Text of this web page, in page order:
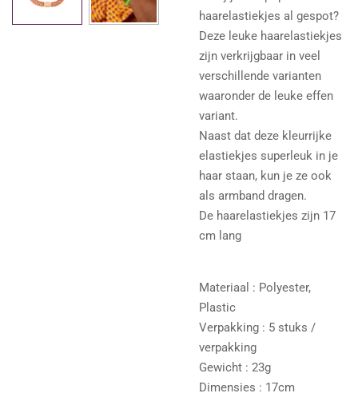
haarelastiekjes al gespot?
Deze leuke haarelastiekjes
zijn verkrijgbaar in veel
verschillende varianten
waaronder de leuke effen
variant.
Naast dat deze kleurrijke
elastiekjes superleuk in je
haar staan, kun je ze ook
als armband dragen.
De haarelastiekjes zijn 17
cm lang
Materiaal : Polyester,
Plastic
Verpakking : 5 stuks /
verpakking
Gewicht : 23g
Dimensies : 17cm